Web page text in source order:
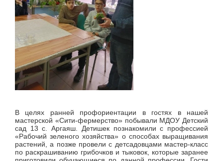
В целях ранней профориентации в гостях в нашей
мастерской «Сити-фермерство» побывали МДОУ Детский
сад 13 с. Аргаяш. Детишек познакомили с профессией
«Рабочий зеленого хозяйства» о способах выращивания
растений, а позже провели с детсадовцами мастер-класс
по раскрашиванию грибочков и тыковок, которые заранее